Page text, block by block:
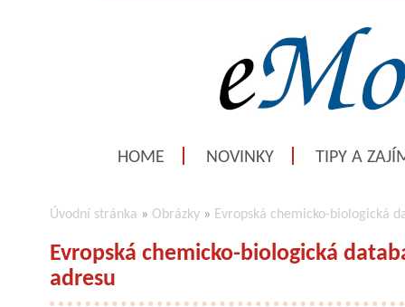
HOME NOVINKY TIPY A
Úvodní stránka » Obrázky » Evropská chemicko-biologická
Evropská chemicko-biologická
adresu